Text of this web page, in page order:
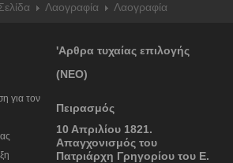
Λαογραφία Λαογραφία
για τον
'Αρθρα τυχαίας επιλογής
(ΝΕΟ)
Πειρασμός
10 Απριλίου 1821.
Απαγχονισμός του
Πατριάρχη Γρηγορίου του Ε.